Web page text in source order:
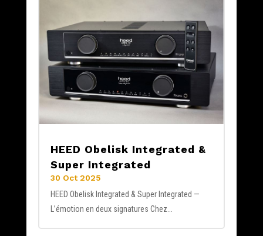
HEED Obelisk Integrated &
Super Integrated
30 Oct 2025
HEED Obelisk Integrated & Super Integrated —
L’émotion en deux signatures Chez...